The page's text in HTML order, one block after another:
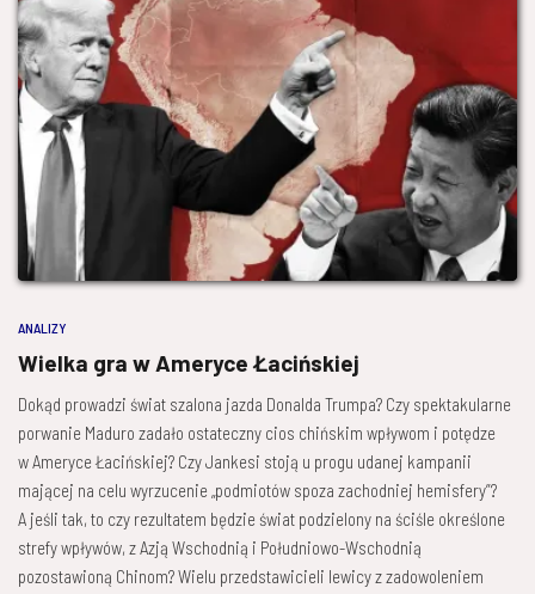
ANALIZY
Wielka gra w Ameryce Łacińskiej
Dokąd prowadzi świat szalona jazda Donalda Trumpa? Czy spektakularne
porwanie Maduro zadało ostateczny cios chińskim wpływom i potędze
w Ameryce Łacińskiej? Czy Jankesi stoją u progu udanej kampanii
mającej na celu wyrzucenie „podmiotów spoza zachodniej hemisfery”?
A jeśli tak, to czy rezultatem będzie świat podzielony na ściśle określone
strefy wpływów, z Azją Wschodnią i Południowo-Wschodnią
pozostawioną Chinom? Wielu przedstawicieli lewicy z zadowoleniem